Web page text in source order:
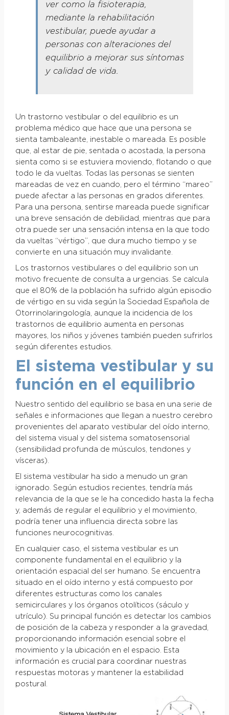
ver como la fisioterapia,
mediante la rehabilitación
vestibular, puede ayudar a
personas con alteraciones del
equilibrio a mejorar sus síntomas
y calidad de vida.
Un trastorno vestibular o del equilibrio es un
problema médico que hace que una persona se
sienta tambaleante, inestable o mareada. Es posible
que, al estar de pie, sentada o acostada, la persona
sienta como si se estuviera moviendo, flotando o que
todo le da vueltas. Todas las personas se sienten
mareadas de vez en cuando, pero el término “mareo”
puede afectar a las personas en grados diferentes.
Para una persona, sentirse mareada puede significar
una breve sensación de debilidad, mientras que para
otra puede ser una sensación intensa en la que todo
da vueltas “vértigo”, que dura mucho tiempo y se
convierte en una situación muy invalidante.
Los trastornos vestibulares o del equilibrio son un
motivo frecuente de consulta a urgencias. Se calcula
que el 80% de la población ha sufrido algún episodio
de vértigo en su vida según la Sociedad Española de
Otorrinolaringología, aunque la incidencia de los
trastornos de equilibrio aumenta en personas
mayores, los niños y jóvenes también pueden sufrirlos
según diferentes estudios.
El sistema vestibular y su
función en el equilibrio
Nuestro sentido del equilibrio se basa en una serie de
señales e informaciones que llegan a nuestro cerebro
provenientes del aparato vestibular del oído interno,
del sistema visual y del sistema somatosensorial
(sensibilidad profunda de músculos, tendones y
vísceras).
El sistema vestibular ha sido a menudo un gran
ignorado. Según estudios recientes, tendría más
relevancia de la que se le ha concedido hasta la fecha
y, además de regular el equilibrio y el movimiento,
podría tener una influencia directa sobre las
funciones neurocognitivas.
En cualquier caso, el sistema vestibular es un
componente fundamental en el equilibrio y la
orientación espacial del ser humano. Se encuentra
situado en el oído interno y está compuesto por
diferentes estructuras como los canales
semicirculares y los órganos otolíticos (sáculo y
utrículo). Su principal función es detectar los cambios
de posición de la cabeza y responder a la gravedad,
proporcionando información esencial sobre el
movimiento y la ubicación en el espacio. Esta
información es crucial para coordinar nuestras
respuestas motoras y mantener la estabilidad
postural.